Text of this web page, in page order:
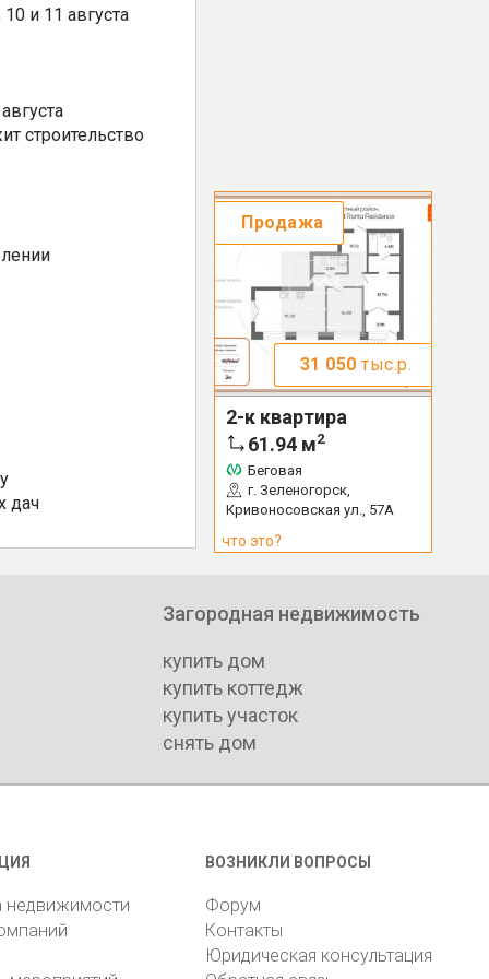
и 11 августа
строительство
дач
Продажа
31 050 тыс.р.
2-к квартира
61.94 м2
Беговая
г. Зеленогорск,
Кривоносовская ул., 57А
что это?
Загородная недвижимость
купить дом
купить коттедж
купить участок
снять дом
недвижимости
ВОЗНИКЛИ ВОПРОСЫ
Форум
Контакты
Юридическая консультация